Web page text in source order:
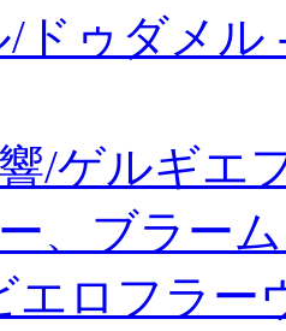
ドゥダメル
/ゲルギエ
、ブラー
エロフラ